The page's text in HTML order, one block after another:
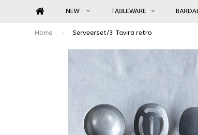
NEW TABLEWARE
Home Serveerset/3 Tavira retro